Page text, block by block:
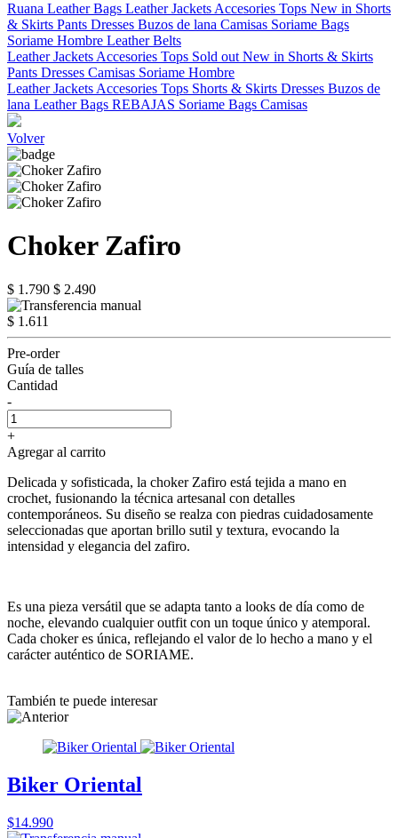
Ruana Leather Bags Leather Jackets Accesories Tops New in Shorts
& Skirts Pants Dresses Buzos de lana Camisas Soriame Bags
Soriame Hombre Leather Belts
Leather Jackets Accesories Tops Sold out New in Shorts & Skirts
Pants Dresses Camisas Soriame Hombre
Leather Jackets Accesories Tops Shorts & Skirts Dresses Buzos de
lana Leather Bags REBAJAS Soriame Bags Camisas
Volver
Choker Zafiro
$ 1.790 $ 2.490
$ 1.611
Pre-order
Guía de talles
Cantidad
-
+
Agregar al carrito
Delicada y sofisticada, la choker Zafiro está tejida a mano en
crochet, fusionando la técnica artesanal con detalles
contemporáneos. Su diseño se realza con piedras cuidadosamente
seleccionadas que aportan brillo sutil y textura, evocando la
intensidad y elegancia del zafiro.
Es una pieza versátil que se adapta tanto a looks de día como de
noche, elevando cualquier outfit con un toque único y atemporal.
Cada choker es única, reflejando el valor de lo hecho a mano y el
carácter auténtico de SORIAME.
También te puede interesar
Biker Oriental
$14.990